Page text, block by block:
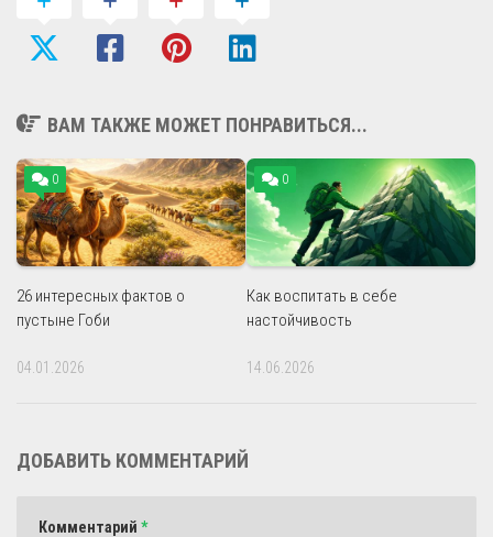
ВАМ ТАКЖЕ МОЖЕТ ПОНРАВИТЬСЯ...
0
26 интересных фактов о
пустыне Гоби
04.01.2026
0
Как воспитать в себе
настойчивость
14.06.2026
ДОБАВИТЬ КОММЕНТАРИЙ
Комментарий *